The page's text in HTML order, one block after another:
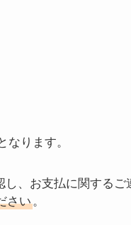
なります。
、お支払に関するご
さい。